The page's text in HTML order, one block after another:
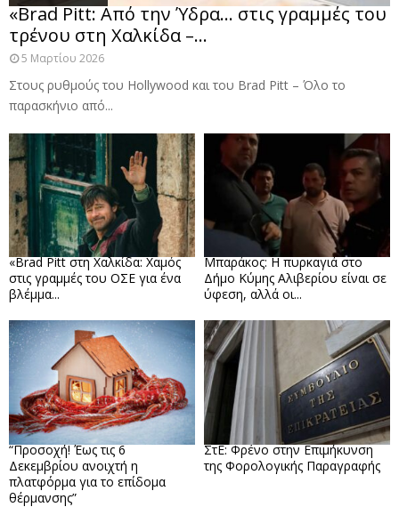
«Brad Pitt: Από την Ύδρα… στις γραμμές του
τρένου στη Χαλκίδα –...
5 Μαρτίου 2026
Στους ρυθμούς του Hollywood και του Brad Pitt – Όλο το
παρασκήνιο από...
«Brad Pitt στη Χαλκίδα: Χαμός
στις γραμμές του ΟΣΕ για ένα
βλέμμα...
Μπαράκος: Η πυρκαγιά στο
Δήμο Κύμης Αλιβερίου είναι σε
ύφεση, αλλά οι...
“Προσοχή! Έως τις 6
Δεκεμβρίου ανοιχτή η
πλατφόρμα για το επίδομα
θέρμανσης”
ΣτΕ: Φρένο στην Επιμήκυνση
της Φορολογικής Παραγραφής